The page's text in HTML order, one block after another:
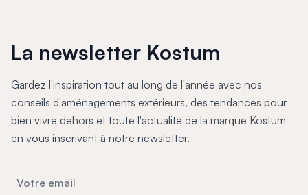
La newsletter Kostum
Gardez l'inspiration tout au long de l'année avec nos
conseils d'aménagements extérieurs, des tendances pour
bien vivre dehors et toute l'actualité de la marque Kostum
en vous inscrivant à notre newsletter.